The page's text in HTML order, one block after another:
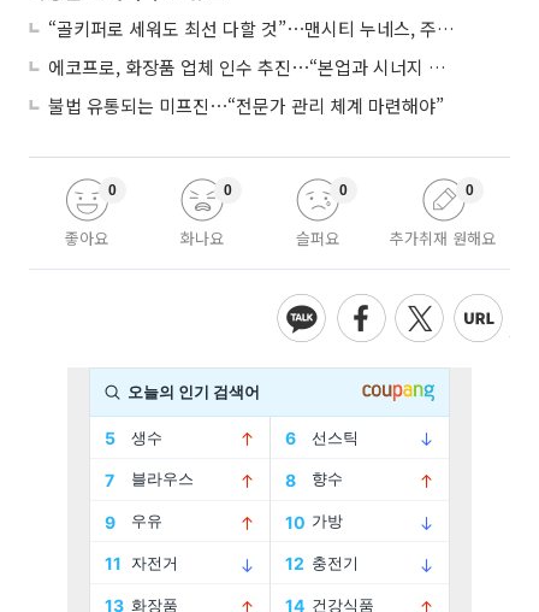
“골키퍼로 세워도 최선 다할 것”⋯맨시티 누네스, 주전 경쟁 각오
에코프로, 화장품 업체 인수 추진⋯“본업과 시너지 부족”
불법 유통되는 미프진⋯“전문가 관리 체계 마련해야”
좋아요
0
화나요
0
슬퍼요
0
추가취재 원해요
0